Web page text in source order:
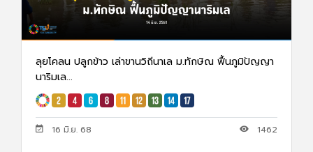
ลุยโคลน ปลูกข้าว เล่าขานวิถีนาเล ม.ทักษิณ ฟื้นภูมิปัญญา
นาริมเล...
16 มิ.ย. 68 1462